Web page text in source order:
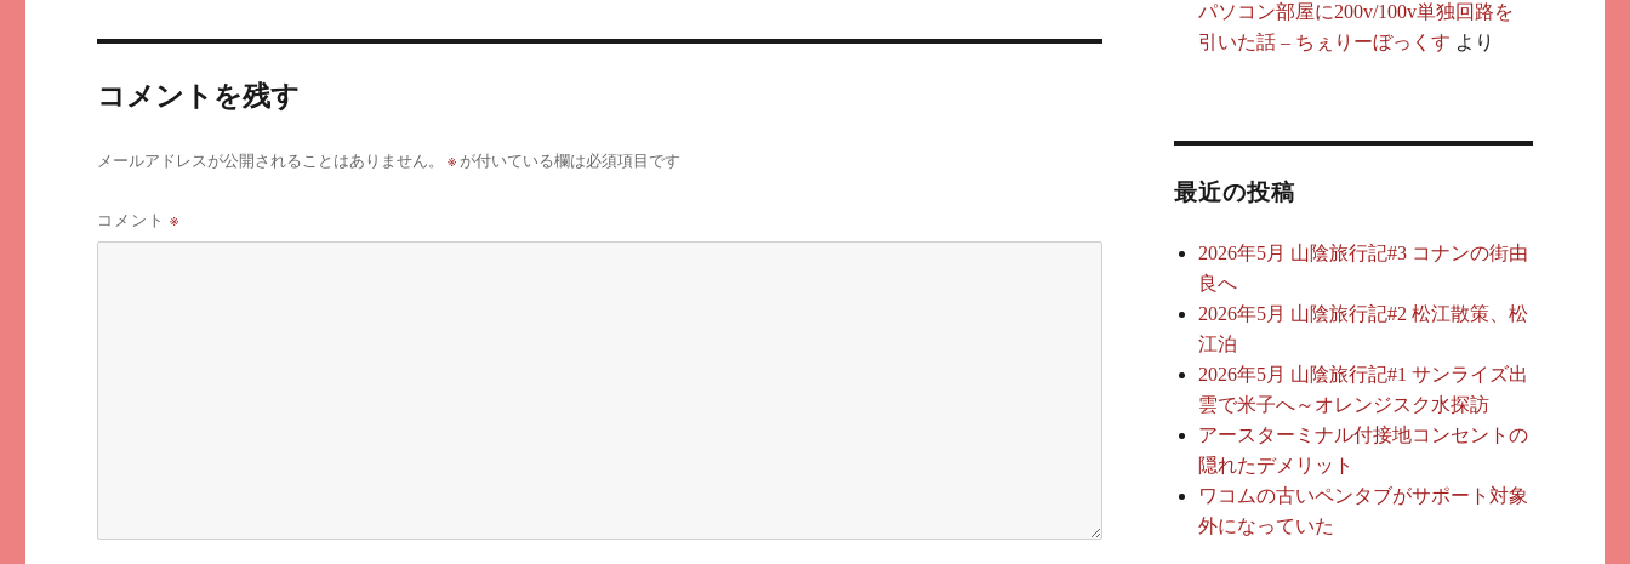
コメントを残す
メールアドレスが公開されることはありません。 ※ が付いている欄は必須項目です
コメント※
パソコン部屋に200v/100v単独回路を
引いた話 – ちぇりーぼっくす より
最近の投稿
2026年5月 山陰旅行記#3 コナンの街由
良へ
2026年5月 山陰旅行記#2 松江散策、松
江泊
2026年5月 山陰旅行記#1 サンライズ出
雲で米子へ～オレンジスク水探訪
アースターミナル付接地コンセントの
隠れたデメリット
ワコムの古いペンタブがサポート対象
外になっていた